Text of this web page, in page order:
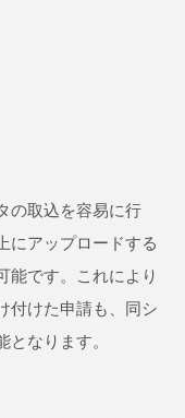
の取込を容易に行
にアップロードする
能です。これにより
付けた申請も、同シ
なります。